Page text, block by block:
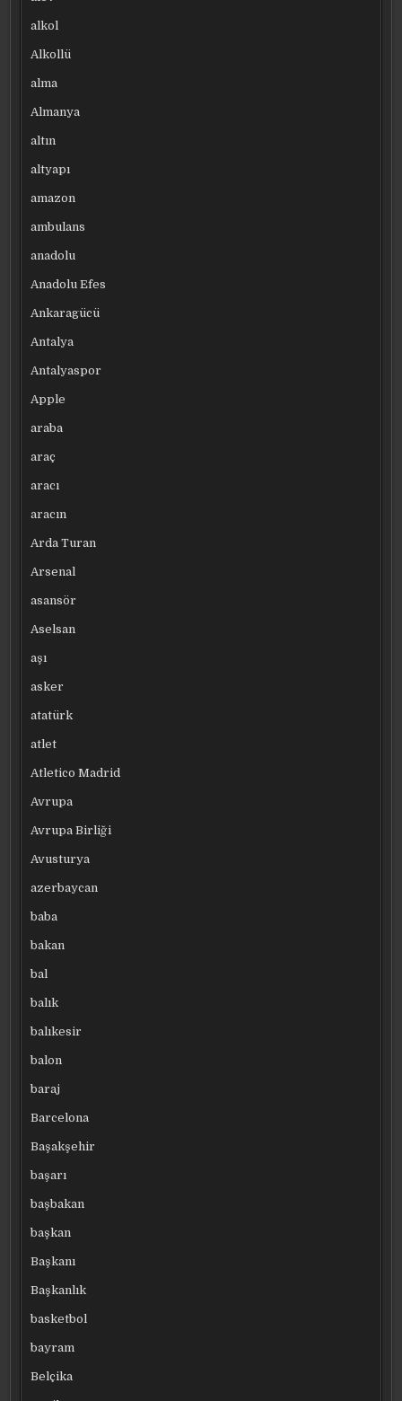
alkol
Alkollü
alma
Almanya
altın
altyapı
amazon
ambulans
anadolu
Anadolu Efes
Ankaragücü
Antalya
Antalyaspor
Apple
araba
araç
aracı
aracın
Arda Turan
Arsenal
asansör
Aselsan
aşı
asker
atatürk
atlet
Atletico Madrid
Avrupa
Avrupa Birliği
Avusturya
azerbaycan
baba
bakan
bal
balık
balıkesir
balon
baraj
Barcelona
Başakşehir
başarı
başbakan
başkan
Başkanı
Başkanlık
basketbol
bayram
Belçika